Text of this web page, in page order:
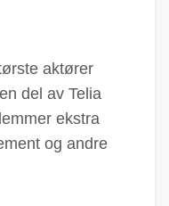
aktører
del av Telia
ekstra
og andre